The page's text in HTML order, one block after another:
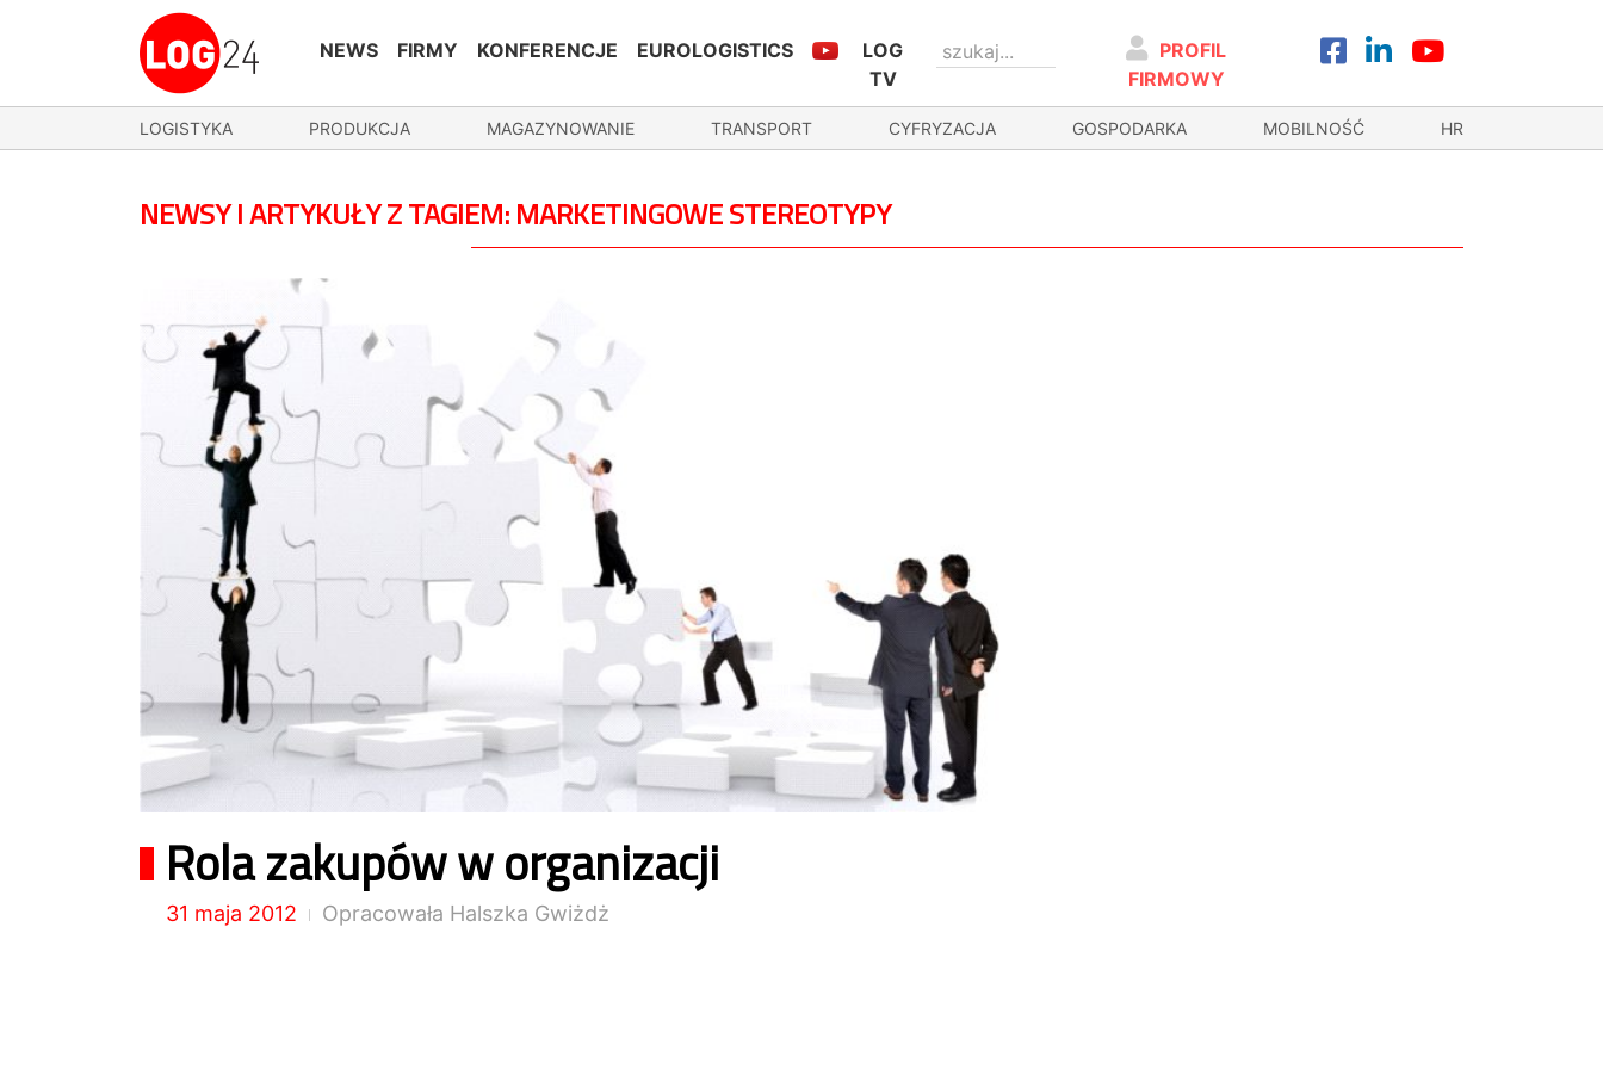
NEWS FIRMY KONFERENCJE EUROLOGISTICS
LOG
TV
PROFIL
FIRMOWY
LOGISTYKA PRODUKCJA MAGAZYNOWANIE TRANSPORT CYFRYZACJA GOSPODARKA MOBILNOŚĆ HR
NEWSY I ARTYKUŁY Z TAGIEM: MARKETINGOWE STEREOTYPY
Rola zakupów w organizacji
31 maja 2012 Opracowała Halszka Gwiżdż